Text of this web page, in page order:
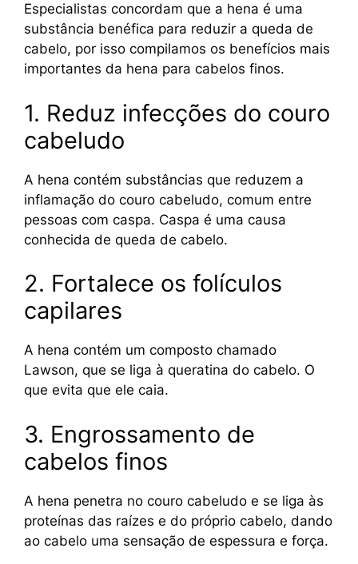
Especialistas concordam que a hena é uma
substância benéfica para reduzir a queda de
cabelo, por isso compilamos os benefícios mais
importantes da hena para cabelos finos.
1. Reduz infecções do couro
cabeludo
A hena contém substâncias que reduzem a
inflamação do couro cabeludo, comum entre
pessoas com caspa. Caspa é uma causa
conhecida de queda de cabelo.
2. Fortalece os folículos
capilares
A hena contém um composto chamado
Lawson, que se liga à queratina do cabelo. O
que evita que ele caia.
3. Engrossamento de
cabelos finos
A hena penetra no couro cabeludo e se liga às
proteínas das raízes e do próprio cabelo, dando
ao cabelo uma sensação de espessura e força.